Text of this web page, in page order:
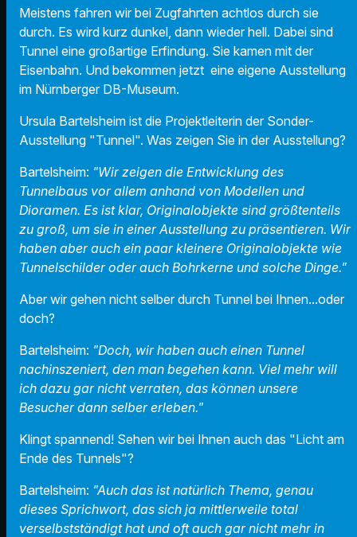
Meistens fahren wir bei Zugfahrten achtlos durch sie
durch. Es wird kurz dunkel, dann wieder hell. Dabei sind
Tunnel eine großartige Erfindung. Sie kamen mit der
Eisenbahn. Und bekommen jetzt eine eigene Ausstellung
im Nürnberger DB-Museum.
Ursula Bartelsheim ist die Projektleiterin der Sonder-
Ausstellung "Tunnel". Was zeigen Sie in der Ausstellung?
Bartelsheim: "Wir zeigen die Entwicklung des
Tunnelbaus vor allem anhand von Modellen und
Dioramen. Es ist klar, Originalobjekte sind größtenteils
zu groß, um sie in einer Ausstellung zu präsentieren. Wir
haben aber auch ein paar kleinere Originalobjekte wie
Tunnelschilder oder auch Bohrkerne und solche Dinge."
Aber wir gehen nicht selber durch Tunnel bei Ihnen...oder
doch?
Bartelsheim: "Doch, wir haben auch einen Tunnel
nachinszeniert, den man begehen kann. Viel mehr will
ich dazu gar nicht verraten, das können unsere
Besucher dann selber erleben."
Klingt spannend! Sehen wir bei Ihnen auch das "Licht am
Ende des Tunnels"?
Bartelsheim: "Auch das ist natürlich Thema, genau
dieses Sprichwort, das sich ja mittlerweile total
verselbstständigt hat und oft auch gar nicht mehr in